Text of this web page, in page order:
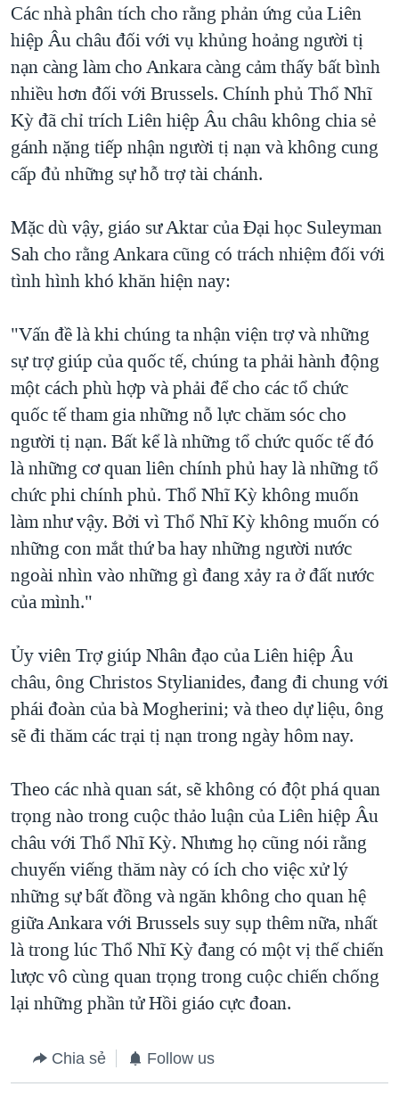
Các nhà phân tích cho rằng phản ứng của Liên
hiệp Âu châu đối với vụ khủng hoảng người tị
nạn càng làm cho Ankara càng cảm thấy bất bình
nhiều hơn đối với Brussels. Chính phủ Thổ Nhĩ
Kỳ đã chỉ trích Liên hiệp Âu châu không chia sẻ
gánh nặng tiếp nhận người tị nạn và không cung
cấp đủ những sự hỗ trợ tài chánh.
Mặc dù vậy, giáo sư Aktar của Đại học Suleyman
Sah cho rằng Ankara cũng có trách nhiệm đối với
tình hình khó khăn hiện nay:
"Vấn đề là khi chúng ta nhận viện trợ và những
sự trợ giúp của quốc tế, chúng ta phải hành động
một cách phù hợp và phải để cho các tổ chức
quốc tế tham gia những nỗ lực chăm sóc cho
người tị nạn. Bất kể là những tổ chức quốc tế đó
là những cơ quan liên chính phủ hay là những tổ
chức phi chính phủ. Thổ Nhĩ Kỳ không muốn
làm như vậy. Bởi vì Thổ Nhĩ Kỳ không muốn có
những con mắt thứ ba hay những người nước
ngoài nhìn vào những gì đang xảy ra ở đất nước
của mình."
Ủy viên Trợ giúp Nhân đạo của Liên hiệp Âu
châu, ông Christos Stylianides, đang đi chung với
phái đoàn của bà Mogherini; và theo dự liệu, ông
sẽ đi thăm các trại tị nạn trong ngày hôm nay.
Theo các nhà quan sát, sẽ không có đột phá quan
trọng nào trong cuộc thảo luận của Liên hiệp Âu
châu với Thổ Nhĩ Kỳ. Nhưng họ cũng nói rằng
chuyến viếng thăm này có ích cho việc xử lý
những sự bất đồng và ngăn không cho quan hệ
giữa Ankara với Brussels suy sụp thêm nữa, nhất
là trong lúc Thổ Nhĩ Kỳ đang có một vị thế chiến
lược vô cùng quan trọng trong cuộc chiến chống
lại những phần tử Hồi giáo cực đoan.
Chia sẻ Follow us